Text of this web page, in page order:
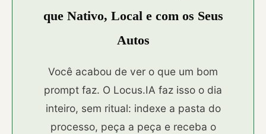
que Nativo, Local e com os Seus
Autos
Você acabou de ver o que um bom
prompt faz. O Locus.IA faz isso o dia
inteiro, sem ritual: indexe a pasta do
processo, peça a peça e receba o